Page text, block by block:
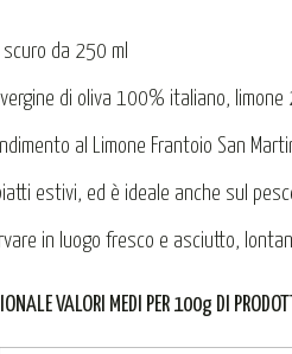
da 250 ml
di oliva 100% italiano, limone
al Limone Frantoio San
estivi, ed è ideale anche sul
in luogo fresco e asciutto,
VALORI MEDI PER 100g DI